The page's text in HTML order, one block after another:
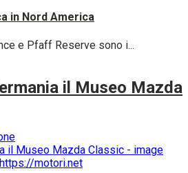
in Nord America
e Pfaff Reserve sono i...
il Museo Mazda